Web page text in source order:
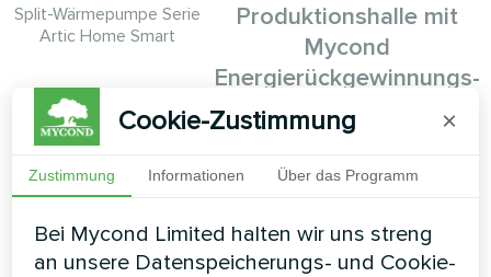
Split-Wärmepumpe Serie
Artic Home Smart
Produktionshalle mit
Mycond
Energierückgewinnungs-
Lüftungsgeräten MVS
DW
MyCond Energierückgewinnungs-
effizienten Luftaustausch mit
Wärmerückgewinnung
Cookie-Zustimmung ×
Zustimmung Informationen Über das Programm
Bei Mycond Limited halten wir uns streng
an unsere Datenspeicherungs- und Cookie-